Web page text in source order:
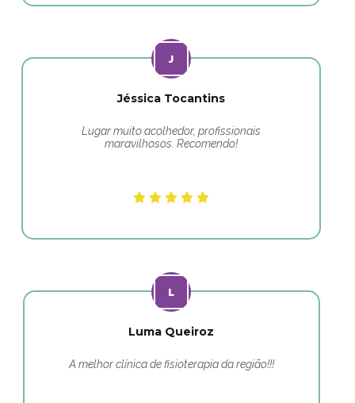
Jéssica Tocantins
Lugar muito acolhedor, profissionais
maravilhosos. Recomendo!
Luma Queiroz
A melhor clínica de fisioterapia da região!!!